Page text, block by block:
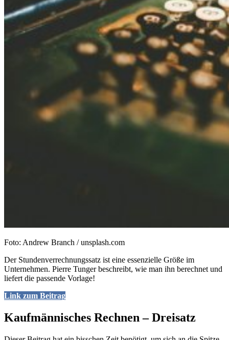
Foto: Andrew Branch / unsplash.com
Der Stundenverrechnungssatz ist eine essenzielle Größe im
Unternehmen. Pierre Tunger beschreibt, wie man ihn berechnet und
liefert die passende Vorlage!
Link zum Beitrag
Kaufmännisches Rechnen – Dreisatz